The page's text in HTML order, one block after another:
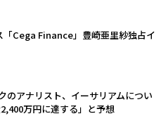
「Cega Finance」豊崎亜里紗独占イ
のアナリスト、イーサリアムについ
万円に達する」と予想